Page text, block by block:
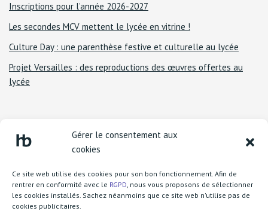
Gérer le consentement aux
cookies
Ce site web utilise des cookies pour son bon fonctionnement. Afin de
rentrer en conformité avec le RGPD, nous vous proposons de sélectionner
les cookies installés. Sachez néanmoins que ce site web n'utilise pas de
cookies publicitaires.
Inscriptions pour l’année 2026-2027
Les secondes MCV mettent le lycée en vitrine !
Culture Day : une parenthèse festive et culturelle au lycée
Projet Versailles : des reproductions des œuvres offertes au
lycée
Lycée Henri Becquerel